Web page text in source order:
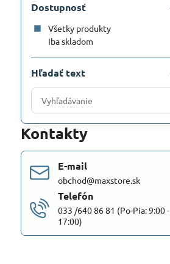
Dostupnosť
Všetky produkty
Iba skladom
Hľadať text
Prehľadať
výsledky
filtra
fulltextom
Kontakty
E-mail
obchod@maxstore.sk
Telefón
033 /640 86 81 (Po-Pia: 9:00 -
17:00)